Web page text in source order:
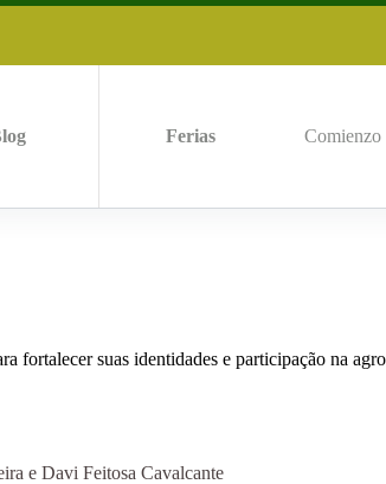
Ferias Comienzo
fortalecer suas identidades e participação na
e Davi Feitosa Cavalcante